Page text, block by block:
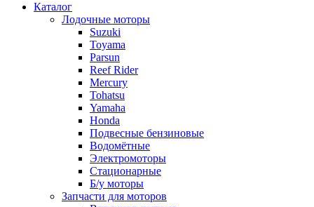
Каталог
Лодочные моторы
Suzuki
Toyama
Parsun
Reef Rider
Mercury
Tohatsu
Yamaha
Honda
Подвесные бензиновые
Водомётные
Электромоторы
Стационарные
Б/у моторы
Запчасти для моторов